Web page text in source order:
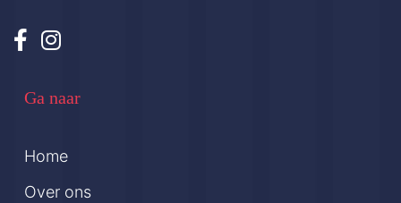
Ga naar
Home
Over ons